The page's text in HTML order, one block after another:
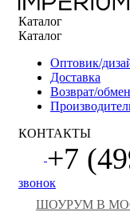
Каталог
Каталог
Оптовик/
Доставка
Возврат/обмен
КОНТАКТЫ
+7
звонок
ШОУРУМ В